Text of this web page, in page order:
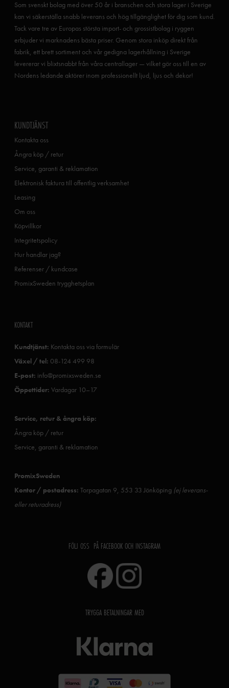
Som svenskt bolag med över 50 år i branschen och stora lager i Sverige
kan vi säkerställa snabb leverans och hög tillgänglighet för dig som kund.
Tack vare tre av Europas största import- och grossistbolag i ryggen
erbjuder vi marknadens bästa priser. Genom stora inköp direkt från
fabrik, ett brett sortiment och vår gedigna lagerhållning i Sverige
levererar vi blixtsnabbt från våra centrallager — vilket gör oss till en av
Nordens ledande aktörer inom professionellt ljud, ljus och dekor!
KUNDTJÄNST
Kontakta oss
Ångra köp / retur
Service, garanti & reklamation
Elektronisk faktura till offentlig verksamhet
Leasing
Om oss
Köpvillkor
Integritetspolicy
Hur handlar jag?
Referenser / kundcase
PromixSweden trygghetsplan
KONTAKT
Kundtjänst: Kontakta oss via formulär
Växel / tel: 08-124 499 98
E-post: info@promixsweden.se
Öppettider: Vardagar 10–17
Service, retur & ångra köp:
Ångra köp / retur
Service, garanti & reklamation
PromixSweden
Kontor / postadress: Torpagatan 9, 553 33 Jönköping (ej leverans-
eller returadress)
FÖLJ OSS PÅ FACEBOOK OCH INSTAGRAM
TRYGGA BETALNINGAR MED